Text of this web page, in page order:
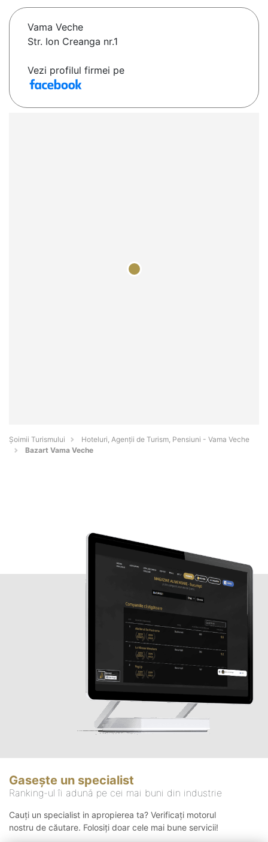
Vama Veche
Str. Ion Creanga nr.1
Vezi profilul firmei pe
Șoimii Turismului
Hoteluri, Agenții de Turism, Pensiuni - Vama Veche
Bazart Vama Veche
Gasește un specialist
Ranking-ul îi adună pe cei mai buni din industrie
Cauți un specialist in apropierea ta? Verificați motorul
nostru de căutare. Folosiți doar cele mai bune servicii!